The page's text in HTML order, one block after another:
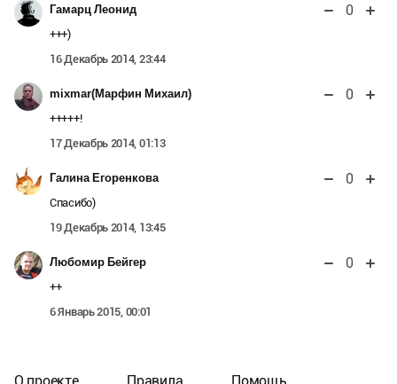
Гамарц Леонид 0
+++)
16 Декабрь 2014, 23:44
mixmar(Марфин Михаил) 0
+++++!
17 Декабрь 2014, 01:13
Галина Егоренкова 0
Спасибо)
19 Декабрь 2014, 13:45
Любомир Бейгер 0
++
6 Январь 2015, 00:01